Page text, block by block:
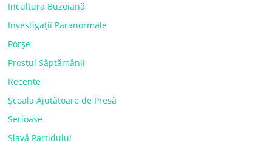
Incultura Buzoiană
Investigații Paranormale
Porșe
Prostul Săptămânii
Recente
Școala Ajutătoare de Presă
Serioase
Slavă Partidului